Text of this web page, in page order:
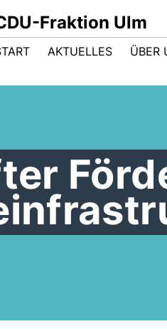
Fraktion Ulm
AKTUELLES ÜBER